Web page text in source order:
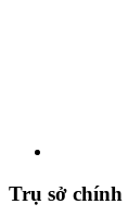
Trụ sở chính